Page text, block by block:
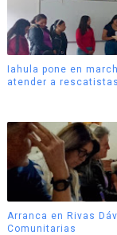
Iahula pone en
atender a rescatistas
Arranca en Rivas
Comunitarias